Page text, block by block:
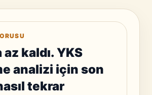
az kaldı. YKS
analizi için son
tekrar